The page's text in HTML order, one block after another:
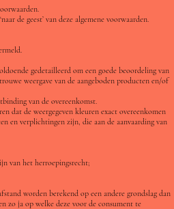
de geest’ van deze algemene voorwaarden.
gedetailleerd om een goede beoordeling van
weergave van de aangeboden producten en/of
van de overeenkomst.
dat de weergegeven kleuren exact overeenkomen
en verplichtingen zijn, die aan de aanvaarding van
van het herroepingsrecht;
worden berekend op een andere grondslag dan
zo ja op welke deze voor de consument te